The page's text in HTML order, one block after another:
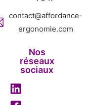
contact@affordance-
ergonomie.com
Nos
réseaux
sociaux